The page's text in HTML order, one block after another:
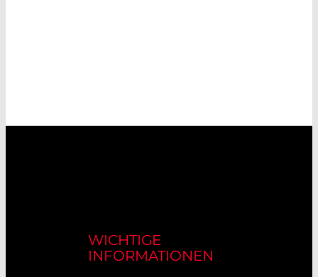
WICHTIGE
INFORMATIONEN